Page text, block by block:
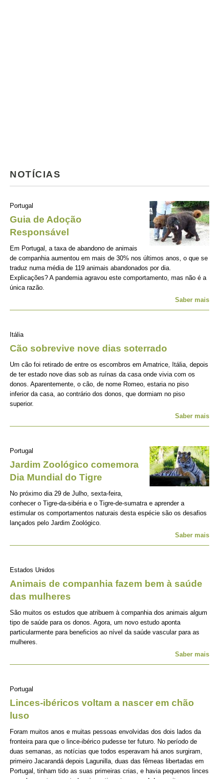
NOTÍCIAS
Portugal
Guia de Adoção
Responsável
Em Portugal, a taxa de abandono de animais
de companhia aumentou em mais de 30% nos últimos anos, o que se
traduz numa média de 119 animais abandonados por dia.
Explicações? A pandemia agravou este comportamento, mas não é a
única razão.
Saber mais
Itália
Cão sobrevive nove dias soterrado
Um cão foi retirado de entre os escombros em Amatrice, Itália, depois
de ter estado nove dias sob as ruínas da casa onde vivia com os
donos. Aparentemente, o cão, de nome Romeo, estaria no piso
inferior da casa, ao contrário dos donos, que dormiam no piso
superior.
Saber mais
Portugal
Jardim Zoológico comemora
Dia Mundial do Tigre
No próximo dia 29 de Julho, sexta-feira,
conhecer o Tigre-da-sibéria e o Tigre-de-sumatra e aprender a
estimular os comportamentos naturais desta espécie são os desafios
lançados pelo Jardim Zoológico.
Saber mais
Estados Unidos
Animais de companhia fazem bem à saúde
das mulheres
São muitos os estudos que atribuem à companhia dos animais algum
tipo de saúde para os donos. Agora, um novo estudo aponta
particularmente para beneficios ao nível da saúde vascular para as
mulheres.
Saber mais
Portugal
Linces-ibéricos voltam a nascer em chão
luso
Foram muitos anos e muitas pessoas envolvidas dos dois lados da
fronteira para que o lince-ibérico pudesse ter futuro. No período de
duas semanas, as notícias que todos esperavam há anos surgiram,
primeiro Jacarandá depois Lagunilla, duas das fêmeas libertadas em
Portugal, tinham tido as suas primeiras crias, e havia pequenos linces